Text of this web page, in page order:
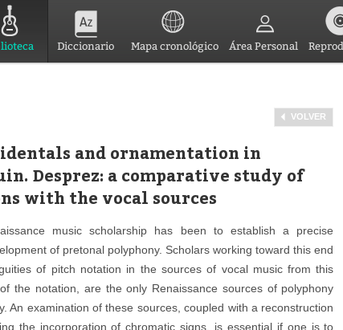
Diccionario Mapa cronológico Área Personal
VOLVER
and ornamentation in
Desprez: a comparative study of
with the vocal sources
music scholarship has been to establish a precise
of pretonal polyphony. Scholars working toward this end
of pitch notation in the sources of vocal music from this
the notation, are the only Renaissance sources of polyphony
An examination of these sources, coupled with a reconstruction
the incorporation of chromatic signs, is essential if one is to